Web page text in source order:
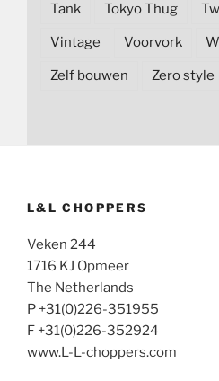
Tank Tokyo Thug
Vintage Voorvork
Zelf bouwen Zero style
L&L CHOPPERS
Veken 244
1716 KJ Opmeer
The Netherlands
P +31(0)226-351955
F +31(0)226-352924
www.L-L-choppers.com